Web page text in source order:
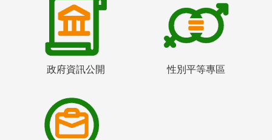
政府資訊公開 性別平等專區